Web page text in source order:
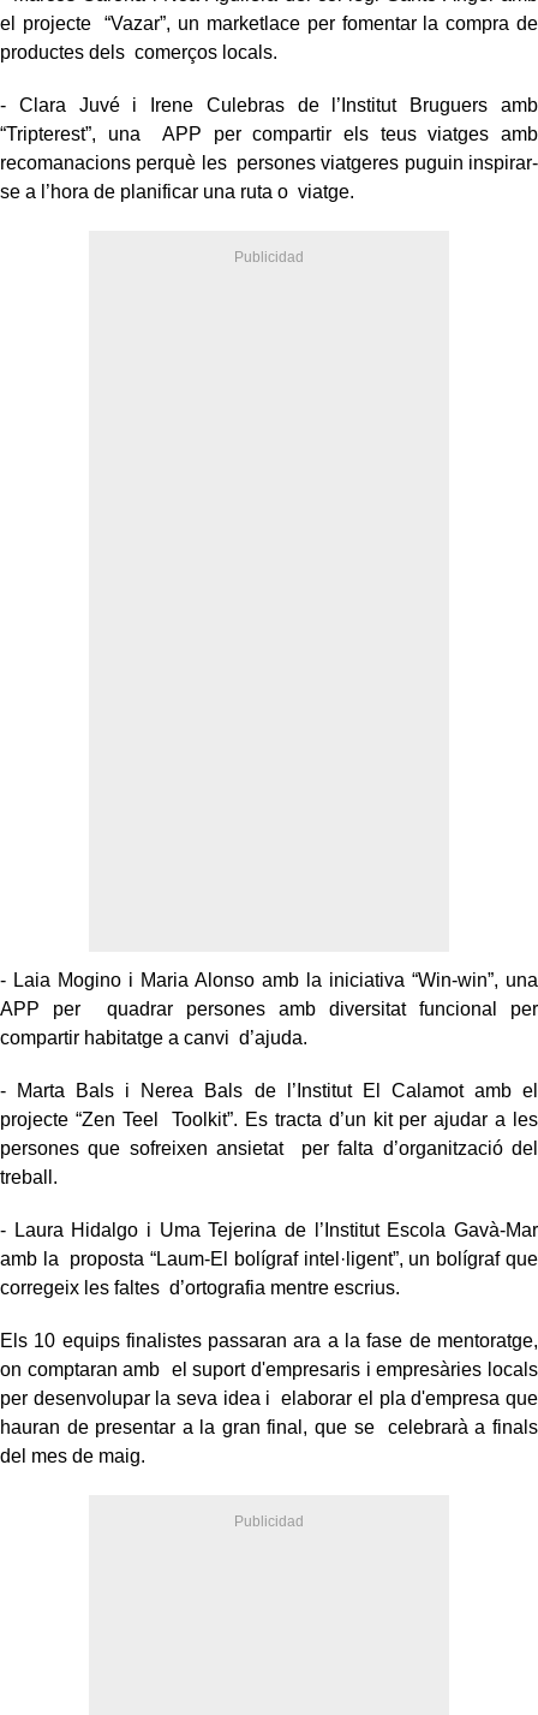
el projecte “Vazar”, un marketlace per fomentar la compra de
productes dels comerços locals.
- Clara Juvé i Irene Culebras de l’Institut Bruguers amb
“Tripterest”, una APP per compartir els teus viatges amb
recomanacions perquè les persones viatgeres puguin inspirar-
se a l’hora de planificar una ruta o viatge.
- Laia Mogino i Maria Alonso amb la iniciativa “Win-win”, una
APP per quadrar persones amb diversitat funcional per
compartir habitatge a canvi d’ajuda.
- Marta Bals i Nerea Bals de l’Institut El Calamot amb el
projecte “Zen Teel Toolkit”. Es tracta d’un kit per ajudar a les
persones que sofreixen ansietat per falta d’organització del
treball.
- Laura Hidalgo i Uma Tejerina de l’Institut Escola Gavà-Mar
amb la proposta “Laum-El bolígraf intel·ligent”, un bolígraf que
corregeix les faltes d’ortografia mentre escrius.
Els 10 equips finalistes passaran ara a la fase de mentoratge,
on comptaran amb el suport d'empresaris i empresàries locals
per desenvolupar la seva idea i elaborar el pla d'empresa que
hauran de presentar a la gran final, que se celebrarà a finals
del mes de maig.